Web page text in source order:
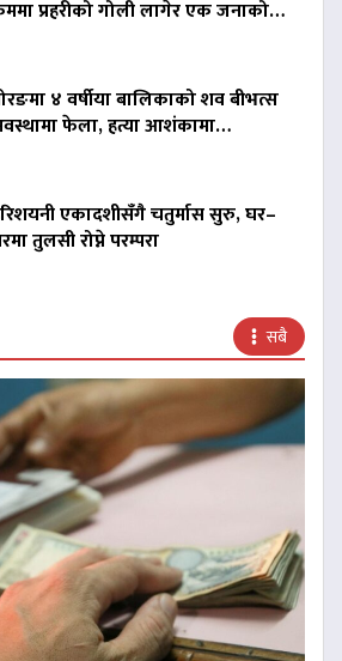
प्रहरीको गोली लागेर एक जनाको…
४ वर्षीया बालिकाको शव बीभत्स
फेला, हत्या आशंकामा…
एकादशीसँगै चतुर्मास सुरु, घर–
तुलसी रोप्ने परम्परा
सबै